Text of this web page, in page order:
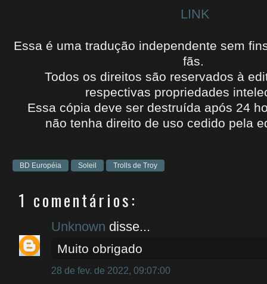
LINK
Essa é uma tradução independente sem
fãs.
Todos os direitos são reservados à
respectivas propriedades
Essa cópia deve ser destruída após 24
não tenha direito de uso cedido pela
BD Européia Soleil Trolls de Troy
1 comentários:
Unknown disse...
Muito obrigado
28 de fev. de 2022, 09:07:00